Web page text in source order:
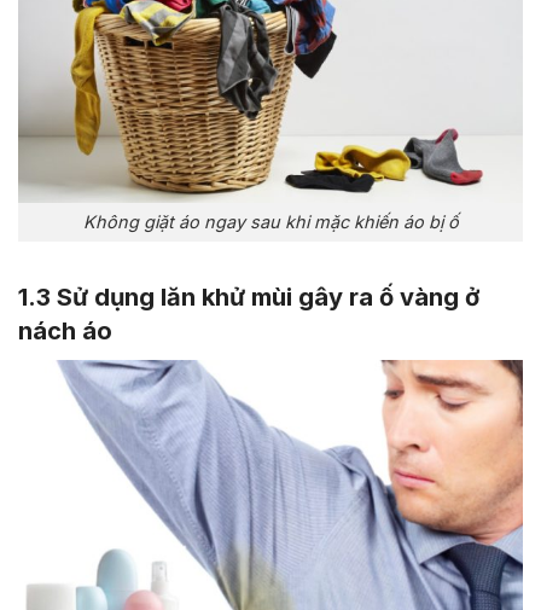
Không giặt áo ngay sau khi mặc khiến áo bị ố
1.3 Sử dụng lăn khử mùi gây ra ố vàng ở
nách áo